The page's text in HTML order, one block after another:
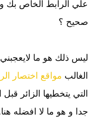
علي الرابط الخاص بك و
صحيح ؟
ليس ذلك هو ما
الغالبمواقع اختصار
التي يتخطيها الزائر
جدا و هو ما لا افضله هنا.